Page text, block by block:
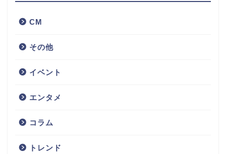
CM
その他
イベント
エンタメ
コラム
トレンド